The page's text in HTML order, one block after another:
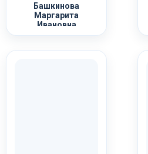
Башкинова
Маргарита
Ивановна